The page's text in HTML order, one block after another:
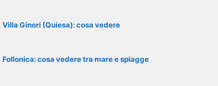
Villa Ginori (Quiesa): cosa vedere
Follonica: cosa vedere tra mare e spiagge